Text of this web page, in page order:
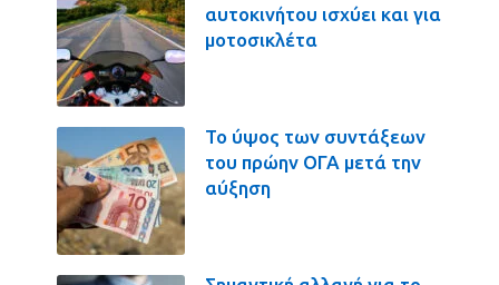
αυτοκινήτου ισχύει και για
μοτοσικλέτα
Το ύψος των συντάξεων
του πρώην ΟΓΑ μετά την
αύξηση